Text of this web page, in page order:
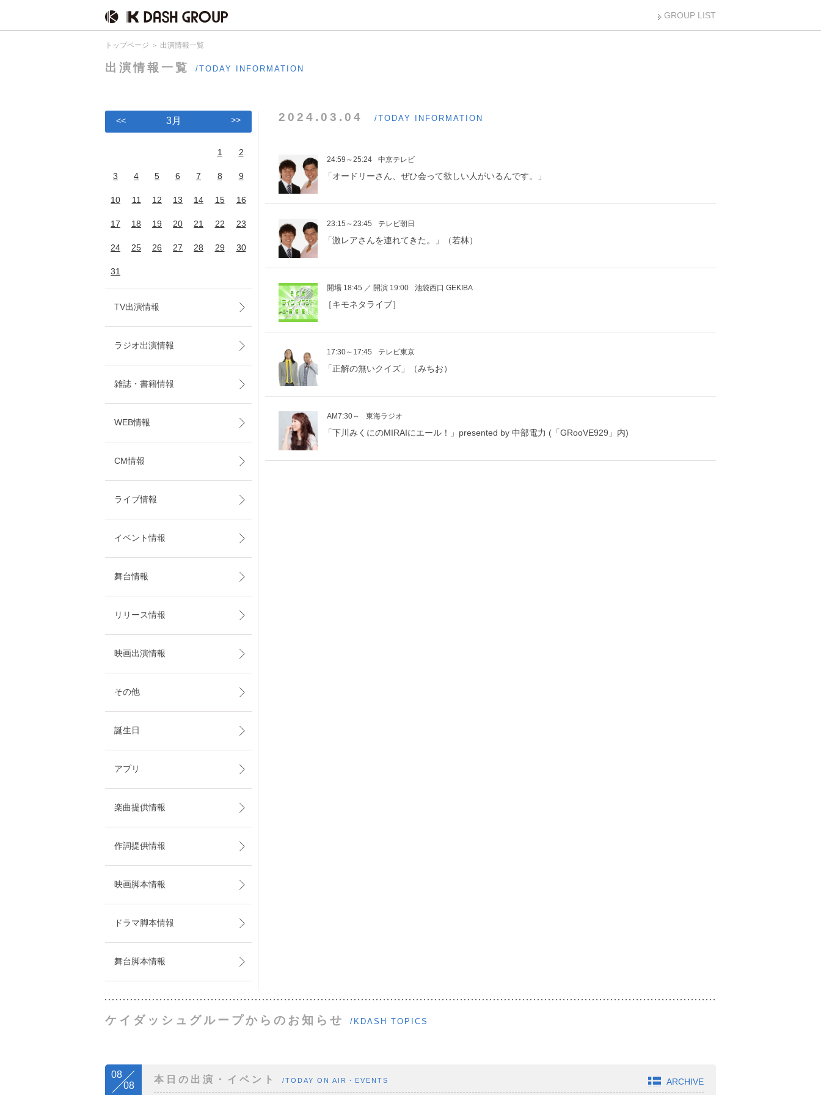
GROUP LIST
トップページ 出演情報一覧
出演情報一覧 /TODAY INFORMATION
2024.03.04 /TODAY INFORMATION
24:59～25:24 中京テレビ
「オードリーさん、ぜひ会って欲しい人がいるんです。」
23:15～23:45 テレビ朝日
「激レアさんを連れてきた。」（若林）
開場 18:45 ／ 開演 19:00 池袋西口 GEKIBA
［キモネタライブ］
17:30～17:45 テレビ東京
「正解の無いクイズ」（みちお）
AM7:30～ 東海ラジオ
「下川みくにのMIRAIにエール！」presented by 中部電力 (「GRooVE929」内)
<< 3月 >>
1 2
3 4 5 6 7 8 9
10 11 12 13 14 15 16
17 18 19 20 21 22 23
24 25 26 27 28 29 30
31
TV出演情報
ラジオ出演情報
雑誌・書籍情報
WEB情報
CM情報
ライブ情報
イベント情報
舞台情報
リリース情報
映画出演情報
その他
誕生日
アプリ
楽曲提供情報
作詞提供情報
映画脚本情報
ドラマ脚本情報
舞台脚本情報
ケイダッシュグループからのお知らせ /KDASH TOPICS
08
08
本日の出演・イベント /TODAY ON AIR・EVENTS ARCHIVE